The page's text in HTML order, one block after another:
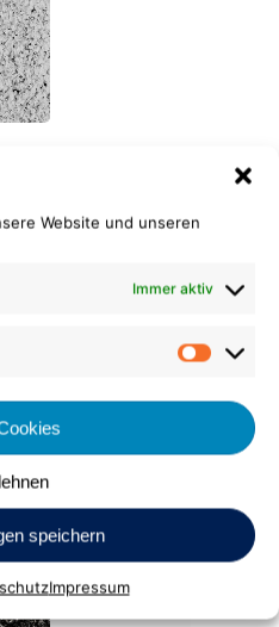
Website und unseren
Immer aktiv
speichern
Impressum